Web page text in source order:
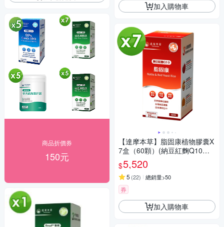
商品折價券
150元
加入購物車
【達摩本草】脂固康植物膠囊X
7盒（60顆）(納豆紅麴Q10、
啟動代謝)
$5,520
5 (22) 總銷量>50
券
加入購物車